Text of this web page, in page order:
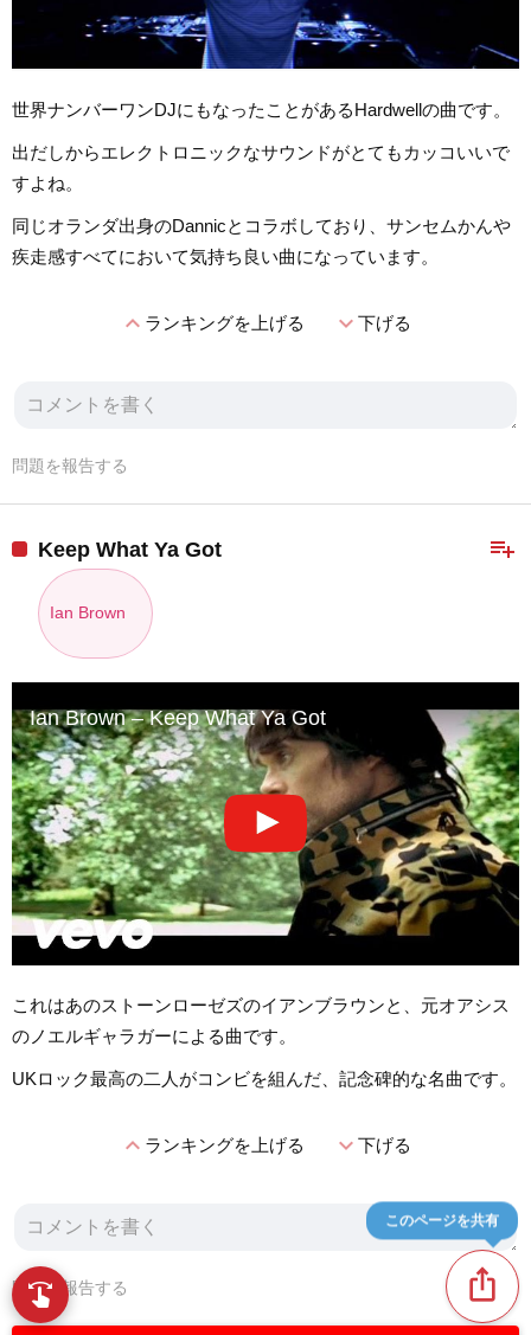
世界ナンバーワンDJにもなったことがあるHardwellの曲です。
出だしからエレクトロニックなサウンドがとてもカッコいいで
すよね。
同じオランダ出身のDannicとコラボしており、サンセムかんや
疾走感すべてにおいて気持ち良い曲になっています。
expand_lessランキングを上げる expand_more下げる
問題を報告する
playlist_add
Keep What Ya Got
Ian Brown
Ian Brown – Keep What Ya Got
これはあのストーンローゼズのイアンブラウンと、元オアシス
のノエルギャラガーによる曲です。
UKロック最高の二人がコンビを組んだ、記念碑的な名曲です。
expand_lessランキングを上げる expand_more下げる
問題を報告する ios_share
このページを共有
swipe 指先で音楽をブラウズ